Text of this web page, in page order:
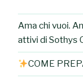
Ama chi vuoi.
attivi di Sothys
COME